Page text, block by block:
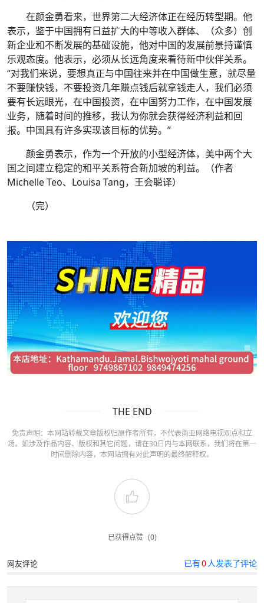
在颜金勇看来，世界第二大经济体正在经历转型期。他
表示，鉴于中国拥有日益扩大的中等收入群体、（众多）创
新企业和不断发展的基础设施，他对中国的发展前景持谨慎
乐观态度。他表示，必须从长远角度来看待新中伙伴关系。
“对我们来说，要想真正与中国往来并在中国做生意，就尽量
不要赚快钱，不要投资几年赚点钱后就拿钱走人，我们必须
要有长远眼光，在中国投资，在中国努力工作，在中国发展
业务，随着时间的推移，我认为你就会获得经济利益和回
报。中国具有许多实现该目标的优势。”
颜金勇表示，作为一个开放的小型经济体，美中两个大
国之间建立稳定的和平关系符合新加坡的利益。（作者
Michelle Teo、Louisa Tang，王会聪译）
（完）
THE END
免责声明：本网站转载文章版权归原作者所有，不代表南亚网络电视观点和立
场。如涉及作品内容、版权和其它问题，请在30日内与本网联系，我们将在第一
时间删除内容，本网站拥有对此声明的最终解释权。
已获得点赞 (0)
网友评论 已有0 人发表了评论